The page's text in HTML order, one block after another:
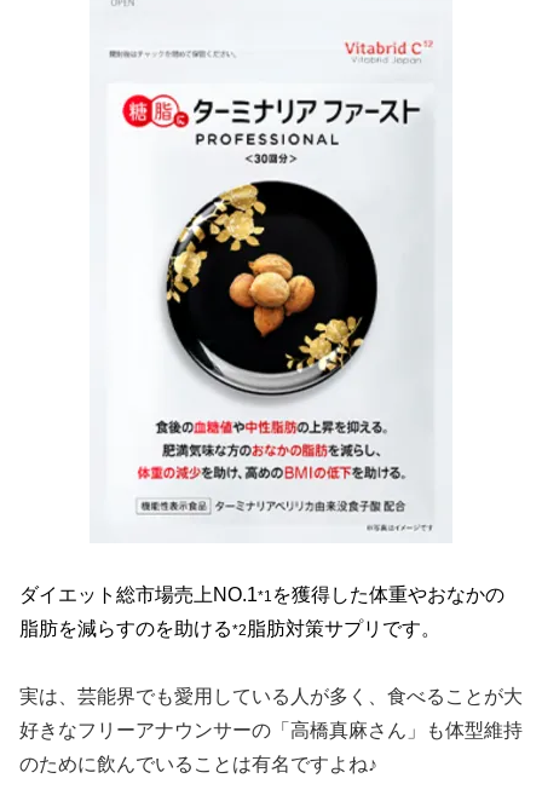
ダイエット総市場売上NO.1*1 を獲得した体重やおなかの
脂肪を減らすのを助ける*2 脂肪対策サプリです。
実は、芸能界でも愛用している人が多く、食べることが大
好きなフリーアナウンサーの「高橋真麻さん」も体型維持
のために飲んでいることは有名ですよね♪